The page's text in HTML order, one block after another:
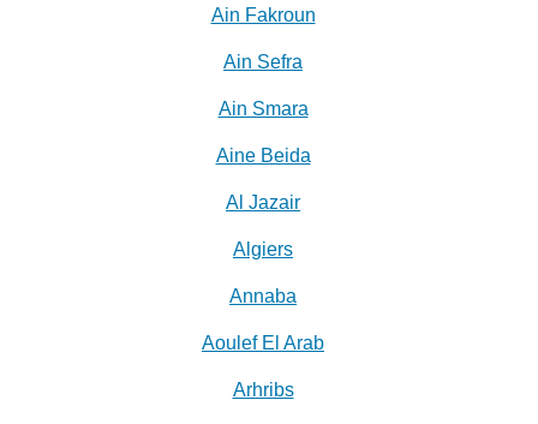
Ain Fakroun
Ain Sefra
Ain Smara
Aine Beida
Al Jazair
Algiers
Annaba
Aoulef El Arab
Arhribs